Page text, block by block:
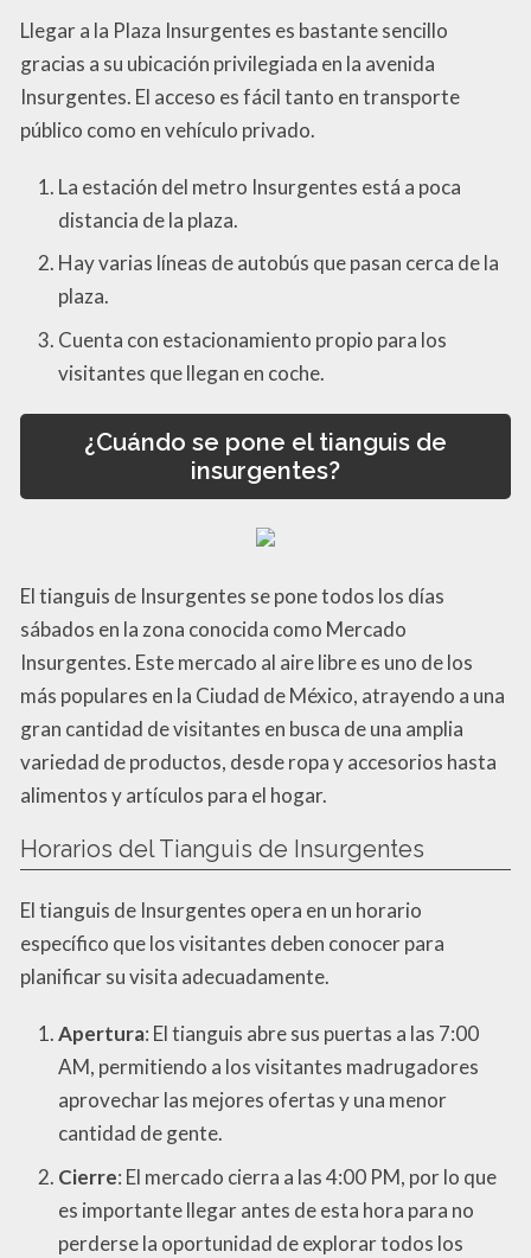
Llegar a la Plaza Insurgentes es bastante sencillo
gracias a su ubicación privilegiada en la avenida
Insurgentes. El acceso es fácil tanto en transporte
público como en vehículo privado.
La estación del metro Insurgentes está a poca
distancia de la plaza.
Hay varias líneas de autobús que pasan cerca de la
plaza.
Cuenta con estacionamiento propio para los
visitantes que llegan en coche.
¿Cuándo se pone el tianguis de
insurgentes?
El tianguis de Insurgentes se pone todos los días
sábados en la zona conocida como Mercado
Insurgentes. Este mercado al aire libre es uno de los
más populares en la Ciudad de México, atrayendo a una
gran cantidad de visitantes en busca de una amplia
variedad de productos, desde ropa y accesorios hasta
alimentos y artículos para el hogar.
Horarios del Tianguis de Insurgentes
El tianguis de Insurgentes opera en un horario
específico que los visitantes deben conocer para
planificar su visita adecuadamente.
Apertura: El tianguis abre sus puertas a las 7:00
AM, permitiendo a los visitantes madrugadores
aprovechar las mejores ofertas y una menor
cantidad de gente.
Cierre: El mercado cierra a las 4:00 PM, por lo que
es importante llegar antes de esta hora para no
perderse la oportunidad de explorar todos los